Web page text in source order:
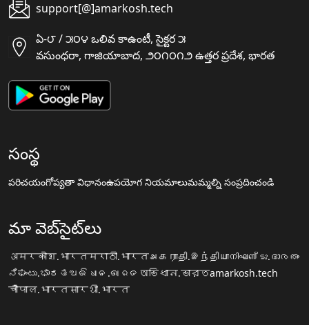
support[@]amarkosh.tech
ఏ-౮ / ౫౦౪ ఒలివ కాఉంటీ, సైక్టర ౫
వసుంధరా, గాజియాబాద, ౨౦౧౦౧౨ ఉత్తర ప్రదేశ, భారత
సంస్థ
పరిచయంగోప్యతా విధానంఉపయోగ నియమాలుమమ్మల్ని సంప్రదించండి
మా వెబ్‌సైట్‌లు
अमरकोश.भारतमराठी.भारतஅகராதி.இந்தியாനിഘണ്ടു.ഭാരതം
ನಿಘಂಟು.ಭಾರತ ଅଭିଧାନ.ଭାରତ অভিধান.ভারতamarkosh.tech
चौपाल.भारतसारथी.भारत